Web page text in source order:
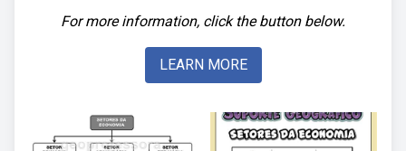
For more information, click the button below.
LEARN MORE